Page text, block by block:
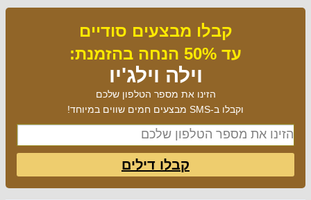
קבלו מבצעים סודיים
עד 50% הנחה בהזמנת:
וילה וילג'יו
הזינו את מספר הטלפון שלכם
וקבלו ב-SMS מבצעים חמים שווים במיוחד!
קבלו דילים